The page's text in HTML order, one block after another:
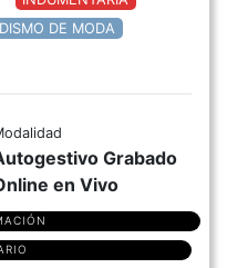
DE MODA
Grabado
en Vivo